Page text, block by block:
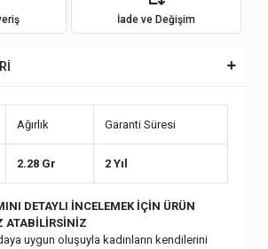
İade ve Değişim
Ağırlık Garanti Süresi
2.28 Gr 2 Yıl
DETAYLI İNCELEMEK İÇİN ÜRÜN
ATABİLİRSİNİZ
uygun oluşuyla kadınların kendilerini